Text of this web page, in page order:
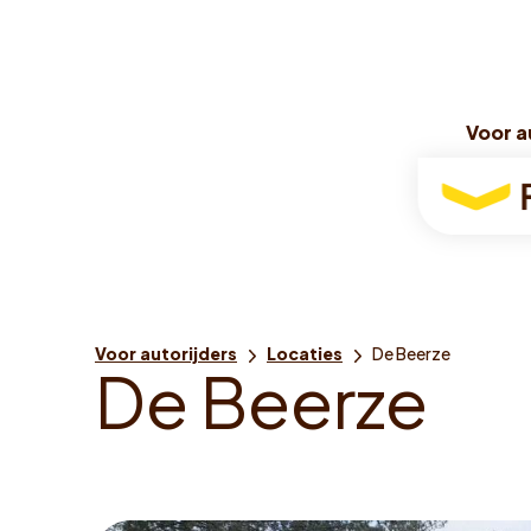
Voor
Voor
Voor
Je
bent
Voor autorijders Locaties De Beerze
De Beerze